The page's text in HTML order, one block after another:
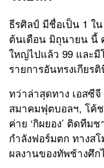
ธีรศิลป์ มีชื่อเป็น 1 ใ
ต้นเดือน มิถุนายน นี้
ใหญ่ไปแล้ว 99 และมี
รายการอันทรงเกียร
ทว่าล่าสุดทาง เอสซี
สมาคมฟุตบอลฯ, โค้
ค่าย ‘กิผยอง’ ติดทีม
กำลังฟอร์มตก ทางสโ
ผลงานของทัพช้างศึก